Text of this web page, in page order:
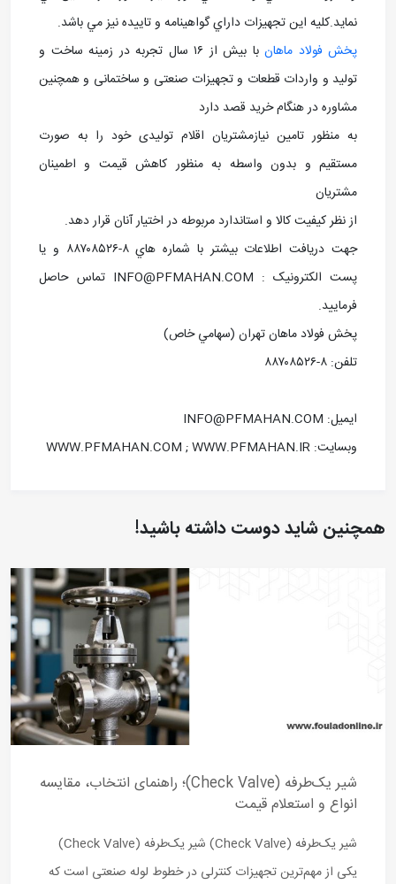
نمايد.كليه اين تجهيزات داراي گواهينامه و تاييده نيز مي باشد.
پخش فولاد ماهان
با بیش از ۱۶ سال تجربه در زمینه ساخت و
تولید و واردات قطعات و تجهیزات صنعتی و ساختمانی و همچنین
مشاوره در هنگام خرید قصد دارد
به منظور تامین نیازمشتریان اقلام تولیدی خود را به صورت
مستقیم و بدون واسطه به منظور کاهش قیمت و اطمینان
مشتریان
از نظر کیفیت کالا و استاندارد مربوطه در اختیار آنان قرار دهد.
جهت دريافت اطلاعات بيشتر با شماره هاي ۸-۸۸۷۰۸۵۲۶ و يا
پست الکترونيک : INFO@PFMAHAN.COM تماس حاصل
فرماييد.
پخش فولاد ماهان تهران (سهامي خاص)
تلفن: ۸-۸۸۷۰۸۵۲۶
ايميل: INFO@PFMAHAN.COM
وبسايت: WWW.PFMAHAN.COM ; WWW.PFMAHAN.IR
همچنین شاید دوست داشته باشید!
شیر یک‌طرفه (Check Valve)؛ راهنمای انتخاب، مقایسه
انواع و استعلام قیمت
شیر یک‌طرفه (Check Valve) شیر یک‌طرفه (Check Valve)
یکی از مهم‌ترین تجهیزات کنترلی در خطوط لوله صنعتی است که